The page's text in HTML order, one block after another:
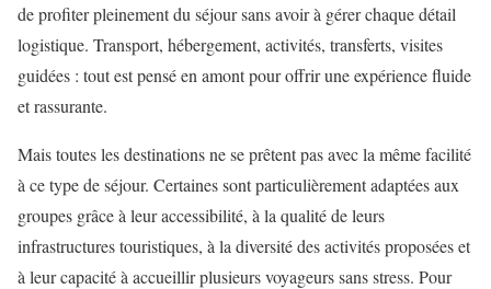
de profiter pleinement du séjour sans avoir à gérer chaque détail
logistique. Transport, hébergement, activités, transferts, visites
guidées : tout est pensé en amont pour offrir une expérience fluide
et rassurante.
Mais toutes les destinations ne se prêtent pas avec la même facilité
à ce type de séjour. Certaines sont particulièrement adaptées aux
groupes grâce à leur accessibilité, à la qualité de leurs
infrastructures touristiques, à la diversité des activités proposées et
à leur capacité à accueillir plusieurs voyageurs sans stress. Pour